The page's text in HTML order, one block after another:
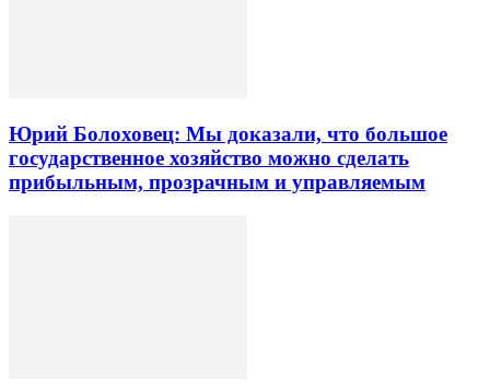
Юрий Болоховец: Мы доказали, что большое
государственное хозяйство можно сделать
прибыльным, прозрачным и управляемым